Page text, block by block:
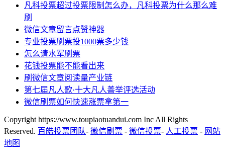
凡科投票超过投票限制怎么办，凡科投票为什么那么难
刷
微信文章留言点赞神器
专业投票刷票投1000票多少钱
怎么请水军刷票
花钱投票能不能看出来
刷微信文章阅读量产业链
第七届凡人歌·十大凡人善举评选活动
微信刷票如何快速涨票拿第一
Copyright https://www.toupiaotuandui.com Inc All Rights
Reserved. 百皓投票团队- 微信刷票 - 微信投票- 人工投票 - 网站
地图